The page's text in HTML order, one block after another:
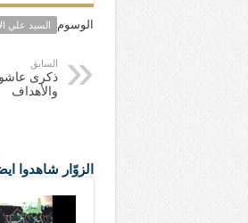
الوسوم السيد علي
السابق
ذكرى
والأهداف
الزوّار شاهدوا